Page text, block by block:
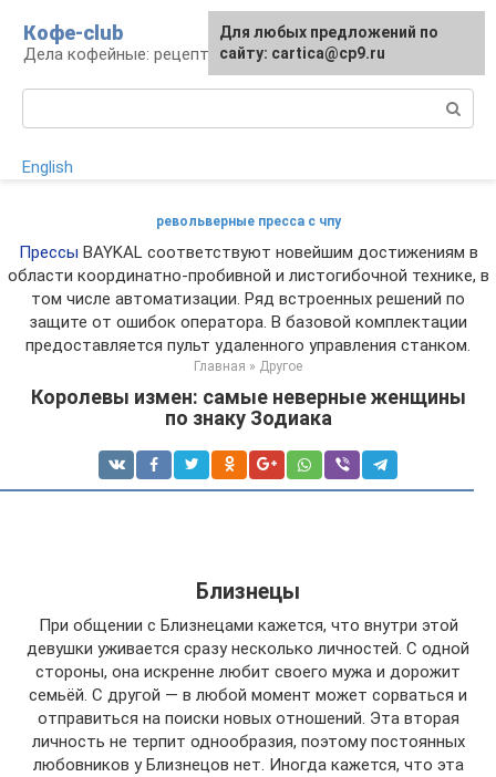
контенту
Кофе-club
Дела кофейные: рецепты и приготовление
English
револьверные пресса с чпу
Прессы BAYKAL соответствуют новейшим достижениям в
области координатно-пробивной и листогибочной технике, в
том числе автоматизации. Ряд встроенных решений по
защите от ошибок оператора. В базовой комплектации
предоставляется пульт удаленного управления станком.
Главная » Другое
Королевы измен: самые неверные женщины
по знаку Зодиака
Близнецы
При общении с Близнецами кажется, что внутри этой
девушки уживается сразу несколько личностей. С одной
стороны, она искренне любит своего мужа и дорожит
семьёй. С другой — в любой момент может сорваться и
отправиться на поиски новых отношений. Эта вторая
личность не терпит однообразия, поэтому постоянных
любовников у Близнецов нет. Иногда кажется, что эта
Для любых предложений по
сайту: cartica@cp9.ru